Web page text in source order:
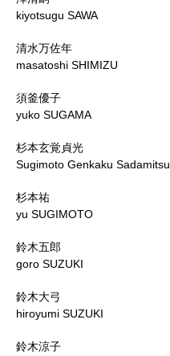
kiyotsugu SAWA
清水万佐年
masatoshi SHIMIZU
須釜優子
yuko SUGAMA
杉本玄覚貞光
Sugimoto Genkaku Sadamitsu
杉本祐
yu SUGIMOTO
鈴木五郎
goro SUZUKI
鈴木大弓
hiroyumi SUZUKI
鈴木涼子